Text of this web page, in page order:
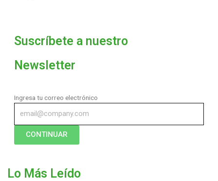
Suscríbete a nuestro
Newsletter
Ingresa tu correo electrónico
CONTINUAR
Lo Más Leído